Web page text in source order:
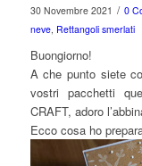
30 Novembre 2021 / 0
neve, Rettangoli smerlati
Buongiorno!
A che punto siete
vostri pacchetti
CRAFT, adoro
Ecco cosa ho